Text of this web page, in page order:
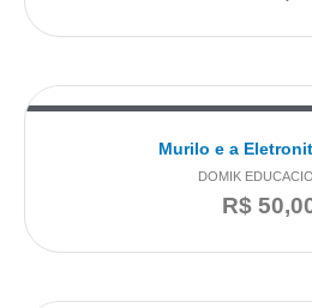
Murilo e a
DOMIK
R$